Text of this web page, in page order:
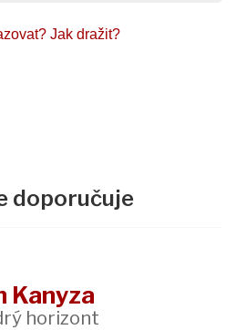
Jak dražit?
doporučuje
Kanyza
horizont